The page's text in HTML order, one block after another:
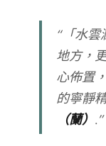
“「水
地方，
心佈置
的寧靜
（蘭） .”